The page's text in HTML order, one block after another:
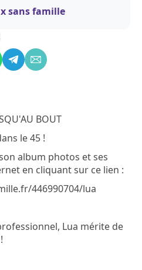
BOUT
le 45 !
album photos et ses
en cliquant sur ce lien :
446990704/lua
Lua mérite de
sans famille